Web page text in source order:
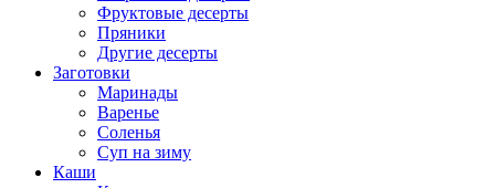
Фруктовые десерты
Пряники
Другие десерты
Заготовки
Маринады
Варенье
Соленья
Суп на зиму
Каши